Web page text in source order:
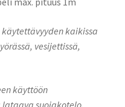
kaikissa
vesijettissä,
käyttöön